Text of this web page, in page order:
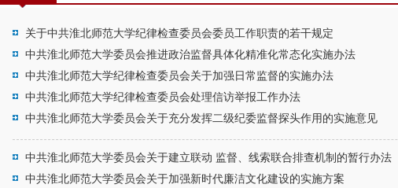
关于中共淮北师范大学纪律检查委员会委员工作职责的若干规定
中共淮北师范大学委员会推进政治监督具体化精准化常态化实施办法
中共淮北师范大学纪律检查委员会关于加强日常监督的实施办法
中共淮北师范大学纪律检查委员会处理信访举报工作办法
中共淮北师范大学委员会关于充分发挥二级纪委监督探头作用的实施意见
中共淮北师范大学委员会关于建立联动 监督、线索联合排查机制的暂行办法
中共淮北师范大学委员会关于加强新时代廉洁文化建设的实施方案